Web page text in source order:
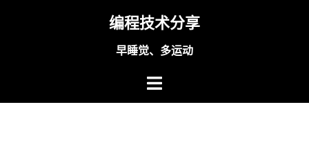
编程技术分享
早睡觉、多运动